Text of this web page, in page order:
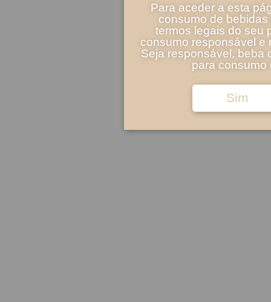
Para aceder a esta
consumo de
termos legais do seu
consumo responsável e
Seja responsável, beba
para consumo
Sim